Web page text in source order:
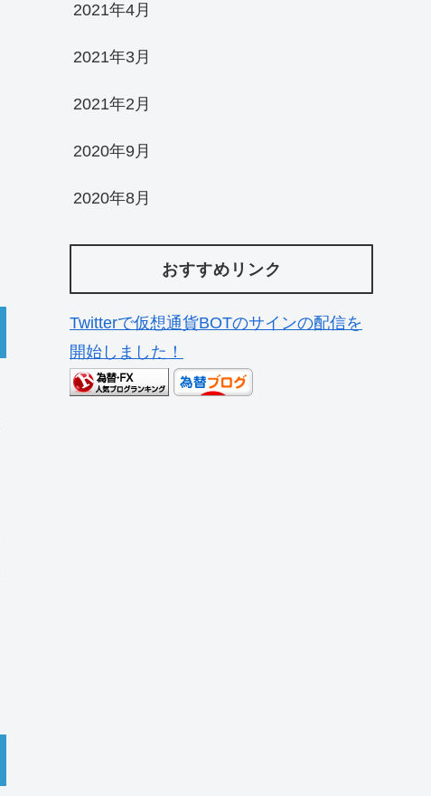
2021年4月
2021年3月
2021年2月
2020年9月
2020年8月
おすすめリンク
Twitterで仮想通貨BOTのサインの配信を
開始しました！